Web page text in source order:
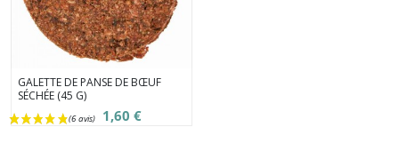
(7 avis)
GALETTE DE PANSE DE BŒUF
SÉCHÉE (45 G)
1,60 €